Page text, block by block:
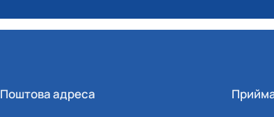
Поштова адреса